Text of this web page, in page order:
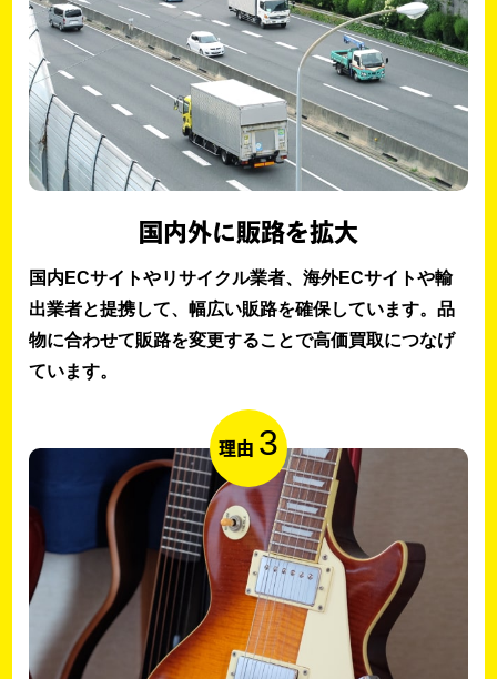
国内外に販路を拡大
国内ECサイトやリサイクル業者、海外ECサイトや輸
出業者と提携して、幅広い販路を確保しています。品
物に合わせて販路を変更することで高価買取につなげ
ています。
理由 3